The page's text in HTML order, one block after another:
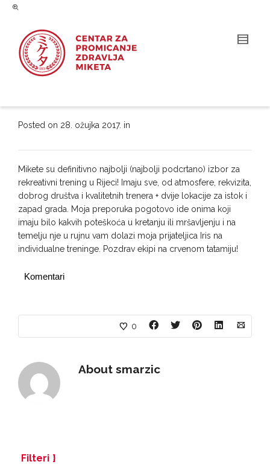
Posted on 28. ožujka 2017. in
Mikete su definitivno najbolji (najbolji podcrtano) izbor za
rekreativni trening u Rijeci! Imaju sve, od atmosfere, rekvizita,
dobrog društva i kvalitetnih trenera + dvije lokacije za istok i
zapad grada. Moja preporuka pogotovo ide onima koji
imaju bilo kakvih poteškoća u kretanju ili mršavljenju i na
temelju nje u rujnu vam dolazi moja prijateljica Iris na
individualne treninge. Pozdrav ekipi na crvenom tatamiju!
Komentari
0
About smarzic
Filteri